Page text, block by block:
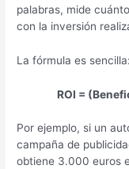
palabras, mide
con la inversión
La fórmula es sencilla:
ROI =
Por ejemplo, si un
campaña de
obtiene 3.000 euros